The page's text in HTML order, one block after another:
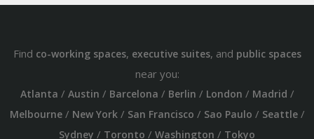
Find co-working spaces, executive suites, and public spaces
near you:
Atlanta / Austin / Barcelona / Berlin / London / Madrid /
Melbourne/ New York/ San Francisco / Sao Paulo / Seattle/
Sydney / Toronto / Washington / Tokyo